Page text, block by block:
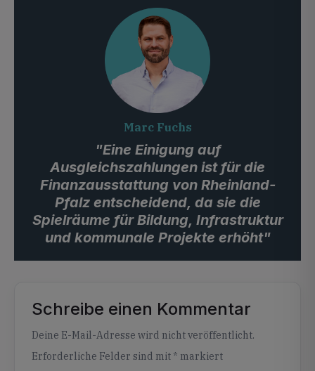
Marc Fuchs
"Eine Einigung auf
Ausgleichszahlungen ist für die
Finanzausstattung von Rheinland-
Pfalz entscheidend, da sie die
Spielräume für Bildung, Infrastruktur
und kommunale Projekte erhöht"
Schreibe einen Kommentar
Deine E-Mail-Adresse wird nicht veröffentlicht.
Erforderliche Felder sind mit * markiert
Alternative: